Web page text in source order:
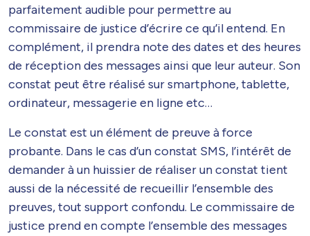
parfaitement audible pour permettre au
commissaire de justice d’écrire ce qu’il entend. En
complément, il prendra note des dates et des heures
de réception des messages ainsi que leur auteur. Son
constat peut être réalisé sur smartphone, tablette,
ordinateur, messagerie en ligne etc…
Le constat est un élément de preuve à force
probante. Dans le cas d’un constat SMS, l’intérêt de
demander à un huissier de réaliser un constat tient
aussi de la nécessité de recueillir l’ensemble des
preuves, tout support confondu. Le commissaire de
justice prend en compte l’ensemble des messages